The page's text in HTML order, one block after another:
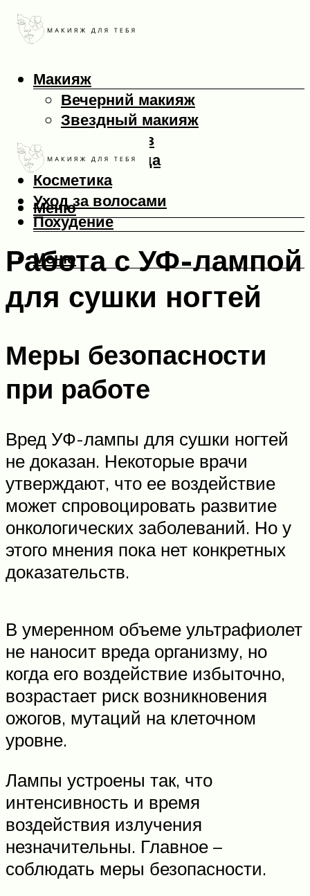
Макияж
Вечерний макияж
Звездный макияж
Макияж глаз
Макияж лица
Косметика
Уход за волосами
Похудение
Меню
Меню
Работа с УФ-лампой
для сушки ногтей
Меры безопасности
при работе
Вред УФ-лампы для сушки ногтей
не доказан. Некоторые врачи
утверждают, что ее воздействие
может спровоцировать развитие
онкологических заболеваний. Но у
этого мнения пока нет конкретных
доказательств.
В умеренном объеме ультрафиолет
не наносит вреда организму, но
когда его воздействие избыточно,
возрастает риск возникновения
ожогов, мутаций на клеточном
уровне.
Лампы устроены так, что
интенсивность и время
воздействия излучения
незначительны. Главное –
соблюдать меры безопасности.